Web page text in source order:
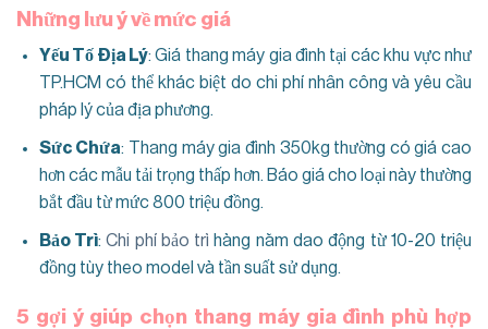
Những lưu ý về mức giá
Yếu Tố Địa Lý: Giá thang máy gia đình tại các khu vực như
TP.HCM có thể khác biệt do chi phí nhân công và yêu cầu
pháp lý của địa phương.
Sức Chứa: Thang máy gia đình 350kg thường có giá cao
hơn các mẫu tải trọng thấp hơn. Báo giá cho loại này thường
bắt đầu từ mức 800 triệu đồng.
Bảo Trì:Chi phí bảo trì hàng năm dao động từ 10-20 triệu
đồng tùy theo model và tần suất sử dụng.
5 gợi ý giúp chọn thang máy gia đình phù hợp